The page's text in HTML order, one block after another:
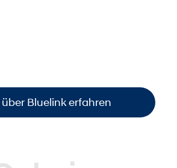
Bluelink erfahren